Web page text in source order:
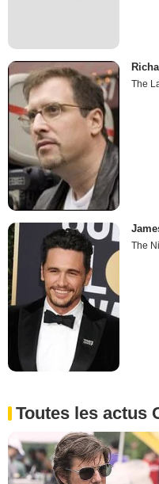
The
The
Toutes les actus